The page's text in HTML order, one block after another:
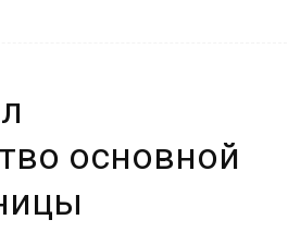
основной